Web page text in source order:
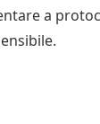
a